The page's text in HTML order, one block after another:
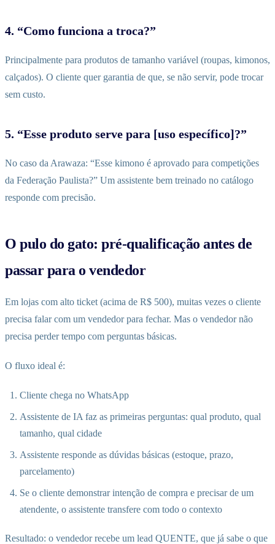
4. “Como funciona a troca?”
Principalmente para produtos de tamanho variável (roupas, kimonos,
calçados). O cliente quer garantia de que, se não servir, pode trocar
sem custo.
5. “Esse produto serve para [uso específico]?”
No caso da Arawaza: “Esse kimono é aprovado para competições
da Federação Paulista?” Um assistente bem treinado no catálogo
responde com precisão.
O pulo do gato: pré-qualificação antes de
passar para o vendedor
Em lojas com alto ticket (acima de R$ 500), muitas vezes o cliente
precisa falar com um vendedor para fechar. Mas o vendedor não
precisa perder tempo com perguntas básicas.
O fluxo ideal é:
Cliente chega no WhatsApp
Assistente de IA faz as primeiras perguntas: qual produto, qual
tamanho, qual cidade
Assistente responde as dúvidas básicas (estoque, prazo,
parcelamento)
Se o cliente demonstrar intenção de compra e precisar de um
atendente, o assistente transfere com todo o contexto
Resultado: o vendedor recebe um lead QUENTE, que já sabe o que